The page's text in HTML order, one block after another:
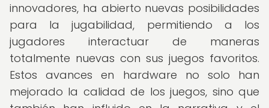
innovadores, ha abierto nuevas posibilidades
para la jugabilidad, permitiendo a los
jugadores interactuar de maneras
totalmente nuevas con sus juegos favoritos.
Estos avances en hardware no solo han
mejorado la calidad de los juegos, sino que